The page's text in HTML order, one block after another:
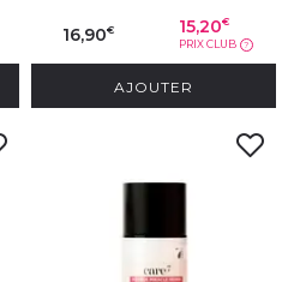
16,90€ 15,20€
PRIX CLUB ?
AJOUTER